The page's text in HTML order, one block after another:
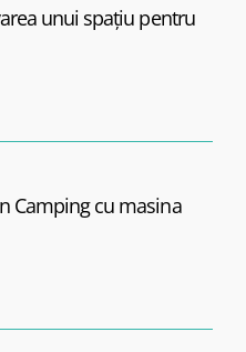
unui spațiu pentru
Camping cu masina